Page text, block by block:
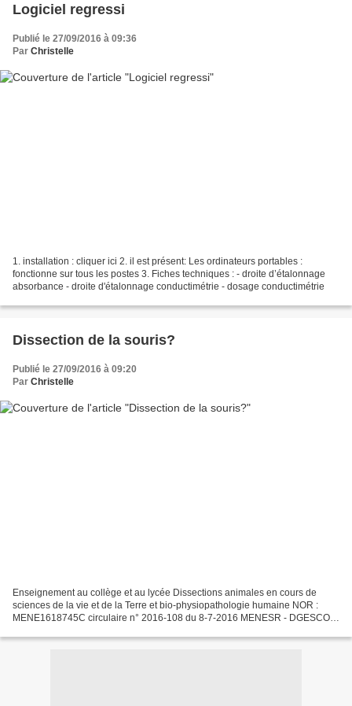
Logiciel regressi
Publié le 27/09/2016 à 09:36
Par Christelle
1. installation : cliquer ici 2. il est présent: Les ordinateurs portables :
fonctionne sur tous les postes 3. Fiches techniques : - droite d’étalonnage
absorbance - droite d'étalonnage conductimétrie - dosage conductimétrie
Dissection de la souris?
Publié le 27/09/2016 à 09:20
Par Christelle
Enseignement au collège et au lycée Dissections animales en cours de
sciences de la vie et de la Terre et bio-physiopathologie humaine NOR :
MENE1618745C circulaire n° 2016-108 du 8-7-2016 MENESR - DGESCO